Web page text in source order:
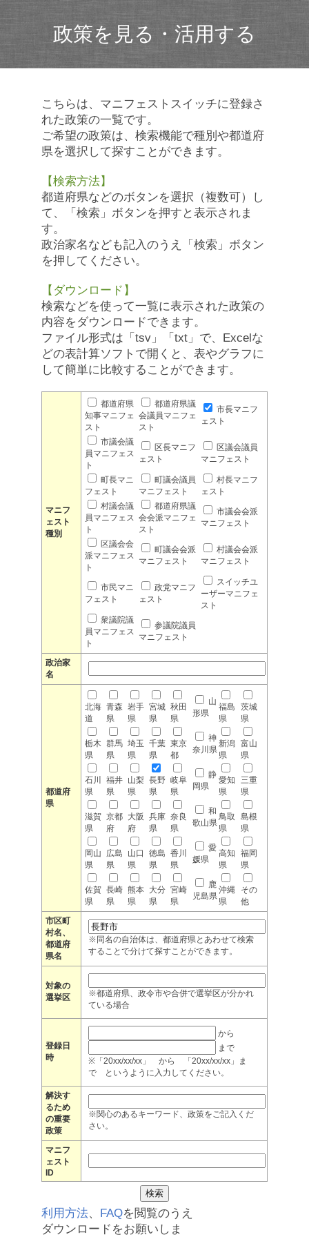
政策を見る・活用する
こちらは、マニフェストスイッチに登録さ
れた政策の一覧です。
ご希望の政策は、検索機能で種別や都道府
県を選択して探すことができます。
【検索方法】
都道府県などのボタンを選択（複数可）し
て、「検索」ボタンを押すと表示されま
す。
政治家名なども記入のうえ「検索」ボタン
を押してください。
【ダウンロード】
検索などを使って一覧に表示された政策の
内容をダウンロードできます。
ファイル形式は「tsv」「txt」で、Excelな
どの表計算ソフトで開くと、表やグラフに
して簡単に比較することができます。
マニフ
ェスト
種別
都道府県
知事マニフェ
スト
都道府県議
会議員マニフェ
スト
市長マニフ
ェスト
市議会議
員マニフェス
ト
区長マニフ
ェスト
区議会議員
マニフェスト
町長マニ
フェスト
町議会議員
マニフェスト
村長マニフ
ェスト
村議会議
員マニフェス
ト
都道府県議
会会派マニフェ
スト
市議会会派
マニフェスト
区議会会
派マニフェス
ト
町議会会派
マニフェスト
村議会会派
マニフェスト
市民マニ
フェスト
政党マニフ
ェスト
スイッチユ
ーザーマニフェ
スト
衆議院議
員マニフェス
ト
参議院議員
マニフェスト
政治家
名
都道府
県
北海
道
青森
県
岩手
県
宮城
県
秋田
県
山
形県
福島
県
茨城
県
栃木
県
群馬
県
埼玉
県
千葉
県
東京
都
神
奈川県
新潟
県
富山
県
石川
県
福井
県
山梨
県
長野
県
岐阜
県
静
岡県
愛知
県
三重
県
滋賀
県
京都
府
大阪
府
兵庫
県
奈良
県
和
歌山県
鳥取
県
島根
県
岡山
県
広島
県
山口
県
徳島
県
香川
県
愛
媛県
高知
県
福岡
県
佐賀
県
長崎
県
熊本
県
大分
県
宮崎
県
鹿
児島県
沖縄
県
その
他
市区町
村名、
都道府
県名
※同名の自治体は、都道府県とあわせて検索
することで分けて探すことができます。
対象の
選挙区
※都道府県、政令市や合併で選挙区が分かれ
ている場合
登録日
時
から
まで
※「20xx/xx/xx」 から 「20xx/xx/xx」ま
で というように入力してください。
解決す
るため
の重要
政策
※関心のあるキーワード、政策をご記入くだ
さい。
マニフ
ェスト
ID
利用方法、 FAQを閲覧のうえ
ダウンロードをお願いしま